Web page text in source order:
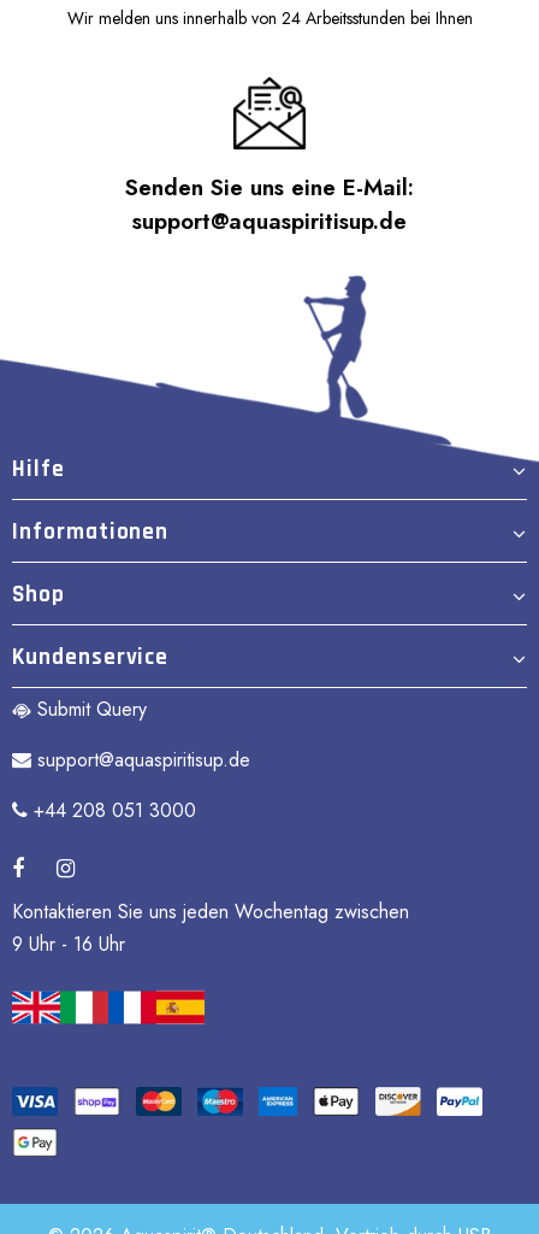
Wir melden uns innerhalb von 24 Arbeitsstunden bei Ihnen
Senden Sie uns eine E-Mail:
support@aquaspiritisup.de
Hilfe
Informationen
Shop
Kundenservice
Submit Query
support@aquaspiritisup.de
+44 208 051 3000
Kontaktieren Sie uns jeden Wochentag zwischen
9 Uhr - 16 Uhr